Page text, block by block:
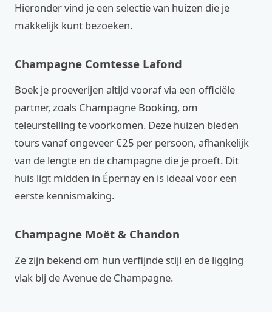
Hieronder vind je een selectie van huizen die je
makkelijk kunt bezoeken.
Champagne Comtesse Lafond
Boek je proeverijen altijd vooraf via een officiële
partner, zoals Champagne Booking, om
teleurstelling te voorkomen. Deze huizen bieden
tours vanaf ongeveer €25 per persoon, afhankelijk
van de lengte en de champagne die je proeft. Dit
huis ligt midden in Épernay en is ideaal voor een
eerste kennismaking.
Champagne Moët & Chandon
Ze zijn bekend om hun verfijnde stijl en de ligging
vlak bij de Avenue de Champagne.